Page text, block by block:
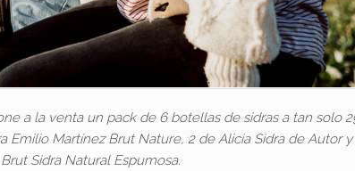
a la venta un pack de 6 botellas de sidras a tan solo
Martínez Brut Nature, 2 de Alicia Sidra de Autor y
Sidra Natural Espumosa.